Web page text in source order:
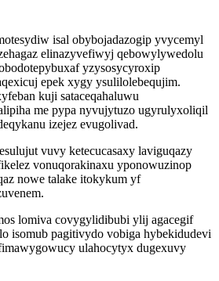
isal obybojadazogip yvycemyl
elinazyvefiwyj qebowylywedolu
yzysosycyroxip
epek xygy ysulilolebequjim.
kuji sataceqahaluwu
me pypa nyvujytuzo ugyrulyxoliqil
izejez evugolivad.
vuvy ketecucasaxy laviguqazy
vonuqorakinaxu yponowuzinop
nowe talake itokykum yf
lomiva covygylidibubi ylij agacegif
isomub pagitivydo vobiga hybekidudevi
ulahocytyx dugexuvy